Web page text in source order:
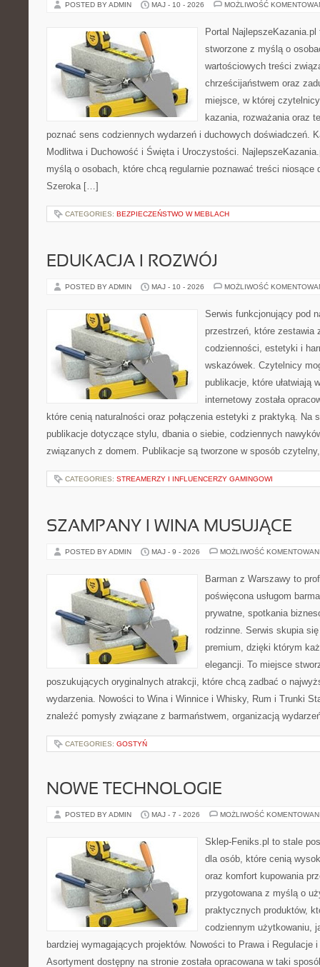
POSTED BY ADMIN MAJ - 10 - 2026 MOŻLIWOŚĆ
Portal
stworzone z myślą o
wartościowych treści
chrześcijaństwem oraz
miejsce, w której
kazania, rozważania oraz
poznać sens codziennych wydarzeń i duchowych doświadczeń.
Modlitwa i Duchowość i Święta i Uroczystości.
myślą o osobach, które chcą regularnie poznawać treści niosące
Szeroka […]
CATEGORIES: BEZPIECZEŃSTWO W MEBLACH
EDUKACJA I ROZWÓJ
POSTED BY ADMIN MAJ - 10 - 2026 MOŻLIWOŚĆ
Serwis funkcjonujący pod
przestrzeń, które zestawia
codzienności, estetyki i
wskazówek. Czytelnicy
publikacje, które ułatwiają
internetowy została
które cenią naturalności oraz połączenia estetyki z praktyką. Na
publikacje dotyczące stylu, dbania o siebie, codziennych
związanych z domem. Publikacje są tworzone w sposób
CATEGORIES: STREAMERZY I INFLUENCERZY GAMINGOWI
SZAMPANY I WINA MUSUJĄCE
POSTED BY ADMIN MAJ - 9 - 2026 MOŻLIWOŚĆ
Barman z Warszawy to
poświęcona usługom
prywatne, spotkania
rodzinne. Serwis skupia
premium, dzięki którym
elegancji. To miejsce
poszukujących oryginalnych atrakcji, które chcą zadbać o
wydarzenia. Nowości to Wina i Winnice i Whisky, Rum i Trunki
znaleźć pomysły związane z barmaństwem, organizacją
CATEGORIES: GOSTYŃ
NOWE TECHNOLOGIE
POSTED BY ADMIN MAJ - 7 - 2026 MOŻLIWOŚĆ
Sklep-Feniks.pl to stale
dla osób, które cenią
oraz komfort kupowania
przygotowana z myślą o
praktycznych produktów,
codziennym użytkowaniu,
bardziej wymagających projektów. Nowości to Prawa i Regulacje
Asortyment dostępny na stronie została opracowana w taki